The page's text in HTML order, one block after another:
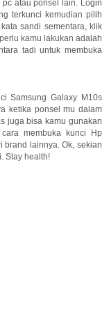
pc atau ponsel lain. Login
terkunci kemudian pilih
sandi sementara, klik
kamu lakukan adalah
tadi untuk membuka
Samsung Galaxy M10s
ketika ponsel mu dalam
juga bisa kamu gunakan
membuka kunci Hp
brand lainnya. Ok, sekian
Stay health!